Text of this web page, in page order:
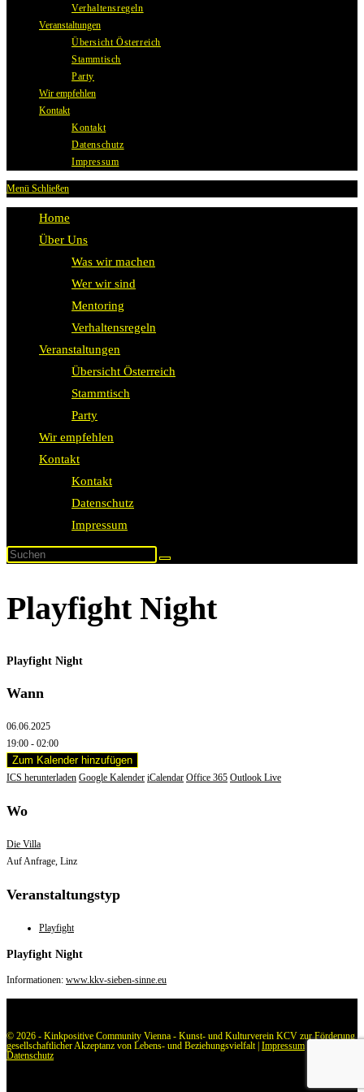
Verhaltensregeln
Veranstaltungen
Übersicht Österreich
Stammtisch
Party
Wir empfehlen
Kontakt
Kontakt
Datenschutz
Impressum
Menü Schließen
Home
Über Uns
Was wir machen
Wer wir sind
Mentoring
Verhaltensregeln
Veranstaltungen
Übersicht Österreich
Stammtisch
Party
Wir empfehlen
Kontakt
Kontakt
Datenschutz
Impressum
Playfight Night
Playfight Night
Wann
06.06.2025
19:00 - 02:00
Zum Kalender hinzufügen
ICS herunterladen Google Kalender iCalendar Office 365 Outlook Live
Wo
Die Villa
Auf Anfrage, Linz
Veranstaltungstyp
Playfight
Playfight Night
Informationen: www.kkv-sieben-sinne.eu
© 2026 - Kinkpositive Community Vienna - Kunst- und Kulturverein KCV zur Förderung
gesellschaftlicher Akzeptanz von Lebens- und Beziehungsvielfalt | Impressum
Datenschutz